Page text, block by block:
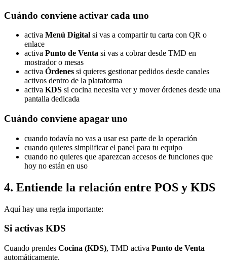
Cuándo conviene activar cada uno
activa Menú Digital si vas a compartir tu carta con QR o
enlace
activa Punto de Venta si vas a cobrar desde TMD en
mostrador o mesas
activa Órdenes si quieres gestionar pedidos desde canales
activos dentro de la plataforma
activa KDS si cocina necesita ver y mover órdenes desde una
pantalla dedicada
Cuándo conviene apagar uno
cuando todavía no vas a usar esa parte de la operación
cuando quieres simplificar el panel para tu equipo
cuando no quieres que aparezcan accesos de funciones que
hoy no están en uso
4. Entiende la relación entre POS y KDS
Aquí hay una regla importante:
Si activas KDS
Cuando prendes Cocina (KDS), TMD activa Punto de Venta
automáticamente.